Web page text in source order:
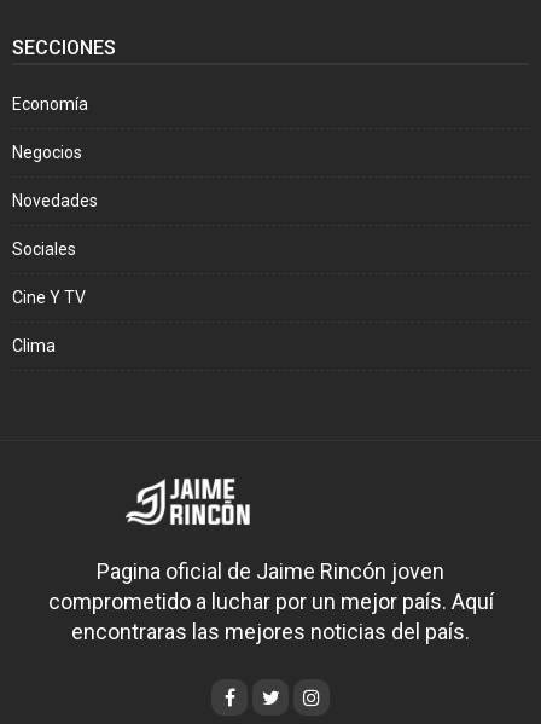
SECCIONES
Economía
Negocios
Novedades
Sociales
Cine Y TV
Clima
Pagina oficial de Jaime Rincón joven
comprometido a luchar por un mejor país. Aquí
encontraras las mejores noticias del país.